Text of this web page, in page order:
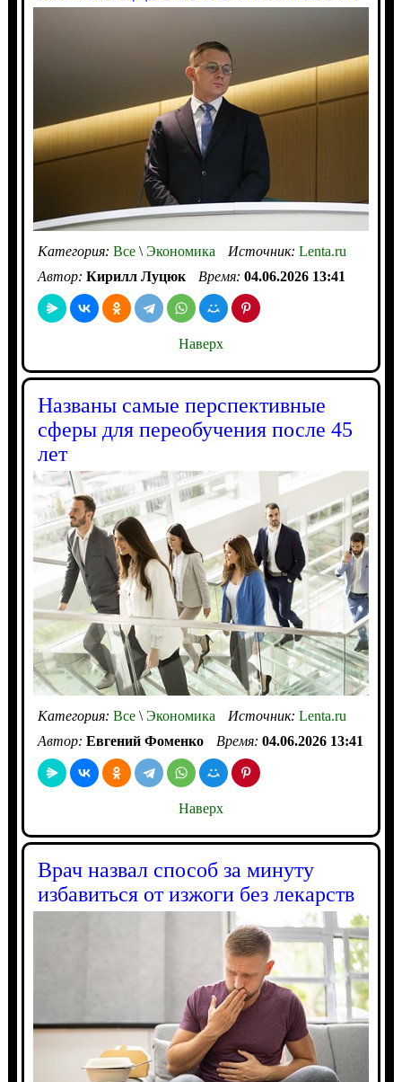
Категория: Все\Экономика Источник: Lenta.ru
Автор: Кирилл Луцюк Время: 04.06.2026 13:41
Наверх
Названы самые перспективные
сферы для переобучения после 45
лет
Категория: Все\Экономика Источник: Lenta.ru
Автор: Евгений Фоменко Время: 04.06.2026 13:41
Наверх
Врач назвал способ за минуту
избавиться от изжоги без лекарств